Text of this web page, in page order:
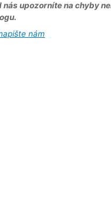
nás upozorníte na chyby
nám